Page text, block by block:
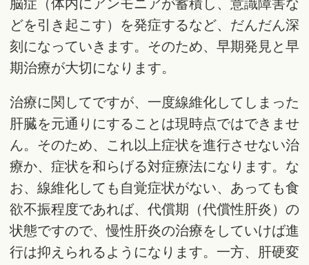
脳症（体内にアンモニアが蓄積し、意識障害な
どを引き起こす）を発症するなど、だんだん深
刻になっていきます。そのため、早期発見と早
期治療が大切になります。
治療に関してですが、一度線維化してしまった
肝臓を元通りにすることは現時点ではできませ
ん。そのため、これ以上症状を進行させない治
療か、症状を和らげる対症療法になります。な
お、線維化しても自覚症状がない、あっても食
欲不振程度であれば、代償期（代償性肝炎）の
状態ですので、慢性肝炎の治療をしていけば進
行は抑えられるようになります。一方、肝硬変